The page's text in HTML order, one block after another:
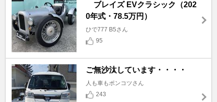
ブレイズ EVクラシック（202
0年式・78.5万円）
ひで777 B5さん
95
ご無沙汰しています・・・・
人も車もポンコツさん
243